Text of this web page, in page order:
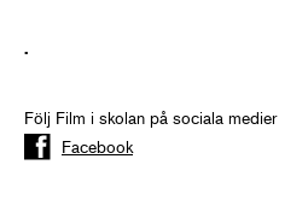
.
Följ Film i skolan på sociala medier
Facebook